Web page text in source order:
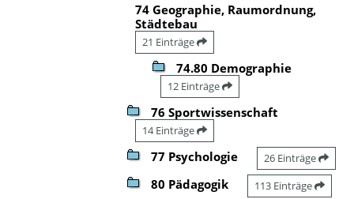
74 Geographie, Raumordnung,
Städtebau
21 Einträge
74.80 Demographie
12 Einträge
76 Sportwissenschaft
14 Einträge
77 Psychologie 26 Einträge
80 Pädagogik 113 Einträge